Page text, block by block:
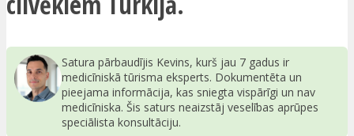
Satura pārbaudījis Kevins, kurš jau 7 gadus ir
medicīniskā tūrisma eksperts. Dokumentēta un
pieejama informācija, kas sniegta vispārīgi un nav
medicīniska. Šis saturs neaizstāj veselības aprūpes
speciālista konsultāciju.